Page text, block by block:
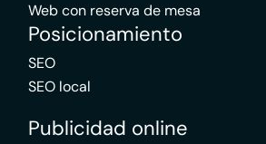
Web con reserva de mesa
Posicionamiento
SEO
SEO local
Publicidad online